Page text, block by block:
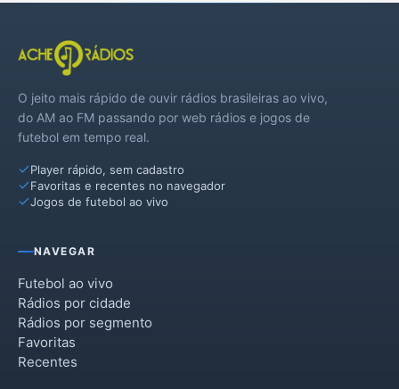
O jeito mais rápido de ouvir rádios brasileiras ao vivo,
do AM ao FM passando por web rádios e jogos de
futebol em tempo real.
Player rápido, sem cadastro
Favoritas e recentes no navegador
Jogos de futebol ao vivo
NAVEGAR
Futebol ao vivo
Rádios por cidade
Rádios por segmento
Favoritas
Recentes